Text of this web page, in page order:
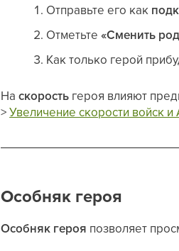
Отправьте его как
Отметьте«Сменить
Как только герой
Наскорость героя влияют
>Увеличение скорости войск и
Особняк героя
Особняк героя позволяет